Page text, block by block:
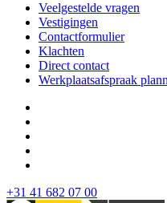
Veelgestelde vragen
Vestigingen
Contactformulier
Klachten
Direct contact
Werkplaatsafspraak
+31 41 682 07 00